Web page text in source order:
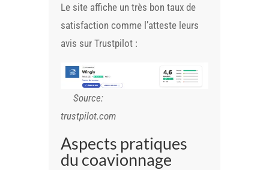
Le site affiche un très bon taux de
satisfaction comme l’atteste leurs
avis sur Trustpilot :
Source:
trustpilot.com
Aspects pratiques
du coavionnage